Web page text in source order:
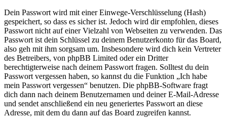
Dein Passwort wird mit einer Einwege-Verschlüsselung (Hash)
gespeichert, so dass es sicher ist. Jedoch wird dir empfohlen, dieses
Passwort nicht auf einer Vielzahl von Webseiten zu verwenden. Das
Passwort ist dein Schlüssel zu deinem Benutzerkonto für das Board,
also geh mit ihm sorgsam um. Insbesondere wird dich kein Vertreter
des Betreibers, von phpBB Limited oder ein Dritter
berechtigterweise nach deinem Passwort fragen. Solltest du dein
Passwort vergessen haben, so kannst du die Funktion „Ich habe
mein Passwort vergessen“ benutzen. Die phpBB-Software fragt
dich dann nach deinem Benutzernamen und deiner E-Mail-Adresse
und sendet anschließend ein neu generiertes Passwort an diese
Adresse, mit dem du dann auf das Board zugreifen kannst.